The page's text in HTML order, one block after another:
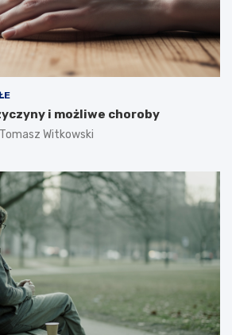
i możliwe choroby
Tomasz Witkowski